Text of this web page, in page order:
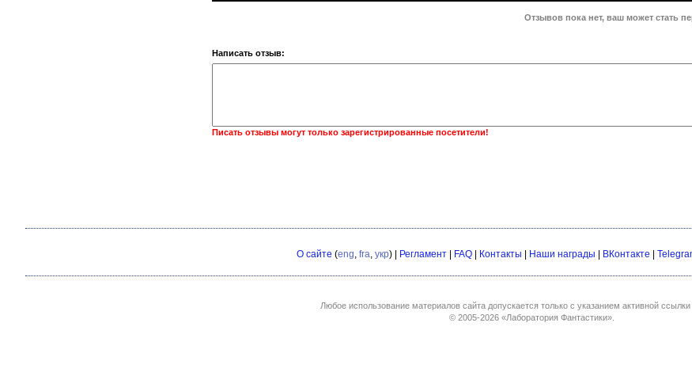
Отзывов пока нет, ваш может стать
Написать отзыв:
Писать отзывы могут только зарегистрированные посетители!
О сайте (eng, fra, укр) | Регламент FAQ Контакты Наши награды ВКонтакте
Любое использование материалов сайта допускается только с указанием активной ссылки
© 2005-2026 «Лаборатория Фантастики».